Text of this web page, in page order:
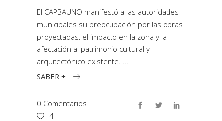
El CAPBAUNO manifestó a las autoridades
municipales su preocupación por las obras
proyectadas, el impacto en la zona y la
afectación al patrimonio cultural y
arquitectónico existente.
SABER +
0 Comentarios
4